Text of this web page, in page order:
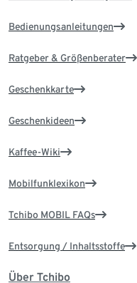
Bedienungsanleitungen
Ratgeber & Größenberater
Geschenkkarte
Geschenkideen
Kaffee-Wiki
Mobilfunklexikon
Tchibo MOBIL FAQs
Entsorgung / Inhaltsstoffe
Über Tchibo